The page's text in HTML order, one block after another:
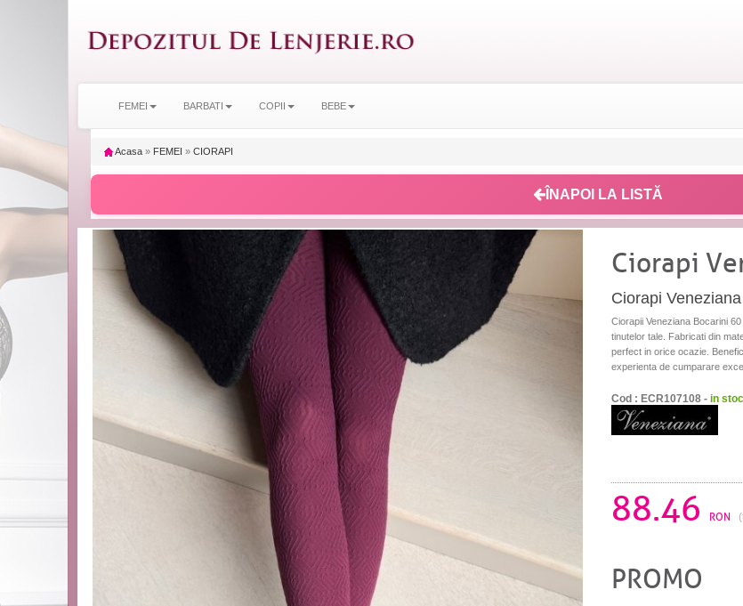
FEMEI BARBATI COPII BEBE
Acasa » FEMEI » CIORAPI
ÎNAPOI LA LISTĂ
Ciorapi
Ciorapi
Ciorapii Veneziana Bocarini
tinutelor tale. Fabricati din
perfect in orice ocazie.
experienta de cumparare
Cod : ECR107108 - in stoc
88.46 RON
PROMO